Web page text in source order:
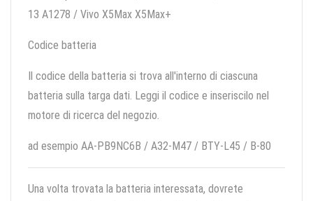
13 A1278 / Vivo X5Max X5Max+
Codice batteria
Il codice della batteria si trova all'interno di ciascuna
batteria sulla targa dati. Leggi il codice e inseriscilo nel
motore di ricerca del negozio.
ad esempio AA-PB9NC6B / A32-M47 / BTY-L45 / B-80
Una volta trovata la batteria interessata, dovrete